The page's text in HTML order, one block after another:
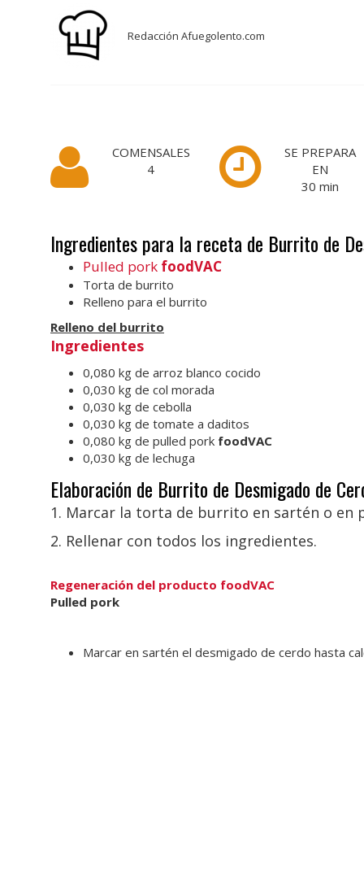
Redacción Afuegolento.com
COMENSALES
4
SE PREPARA
EN
30 min
Ingredientes para la receta de Burrito de
Pulled pork foodVAC
Torta de burrito
Relleno para el burrito
Relleno del burrito
Ingredientes
0,080 kg de arroz blanco cocido
0,030 kg de col morada
0,030 kg de cebolla
0,030 kg de tomate a daditos
0,080 kg de pulled pork foodVAC
0,030 kg de lechuga
Elaboración de Burrito de Desmigado de
1. Marcar la torta de burrito en sartén o en
2. Rellenar con todos los ingredientes.
Regeneración del producto foodVAC
Pulled pork
Marcar en sartén el desmigado de cerdo hasta